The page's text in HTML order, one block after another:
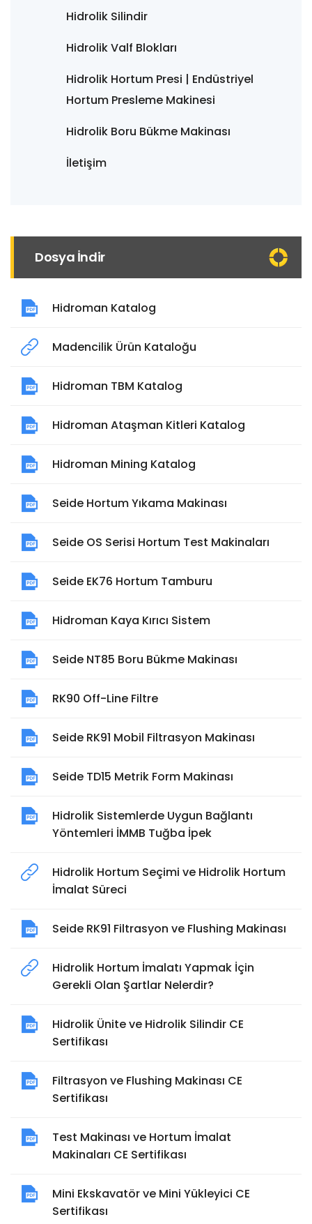
Hidrolik Silindir
Hidrolik Valf Blokları
Hidrolik Hortum Presi | Endüstriyel
Hortum Presleme Makinesi
Hidrolik Boru Bükme Makinası
İletişim
Dosya İndir
Hidroman Katalog
Madencilik Ürün Kataloğu
Hidroman TBM Katalog
Hidroman Ataşman Kitleri Katalog
Hidroman Mining Katalog
Seide Hortum Yıkama Makinası
Seide OS Serisi Hortum Test Makinaları
Seide EK76 Hortum Tamburu
Hidroman Kaya Kırıcı Sistem
Seide NT85 Boru Bükme Makinası
RK90 Off-Line Filtre
Seide RK91 Mobil Filtrasyon Makinası
Seide TD15 Metrik Form Makinası
Hidrolik Sistemlerde Uygun Bağlantı
Yöntemleri İMMB Tuğba İpek
Hidrolik Hortum Seçimi ve Hidrolik Hortum
İmalat Süreci
Seide RK91 Filtrasyon ve Flushing Makinası
Hidrolik Hortum İmalatı Yapmak İçin
Gerekli Olan Şartlar Nelerdir?
Hidrolik Ünite ve Hidrolik Silindir CE
Sertifikası
Filtrasyon ve Flushing Makinası CE
Sertifikası
Test Makinası ve Hortum İmalat
Makinaları CE Sertifikası
Mini Ekskavatör ve Mini Yükleyici CE
Sertifikası